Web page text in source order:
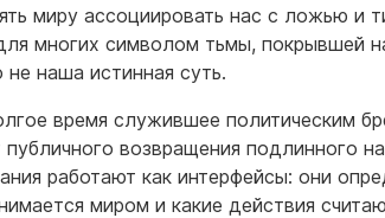
миру ассоциировать нас с ложью и
многих символом тьмы, покрывшей
наша истинная суть.
время служившее политическим
возвращения подлинного
работают как интерфейсы: они
миром и какие действия